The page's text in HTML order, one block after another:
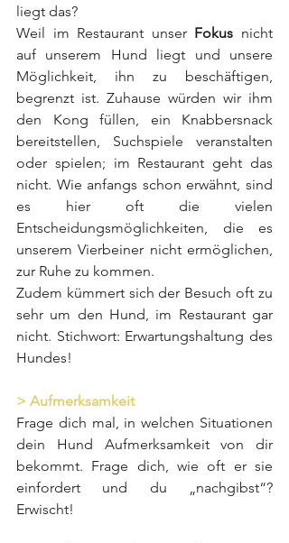
liegt das?
Weil im Restaurant unser Fokus nicht
auf unserem Hund liegt und unsere
Möglichkeit, ihn zu beschäftigen,
begrenzt ist. Zuhause würden wir ihm
den Kong füllen, ein Knabbersnack
bereitstellen, Suchspiele veranstalten
oder spielen; im Restaurant geht das
nicht. Wie anfangs schon erwähnt, sind
es hier oft die vielen
Entscheidungsmöglichkeiten, die es
unserem Vierbeiner nicht ermöglichen,
zur Ruhe zu kommen.
Zudem kümmert sich der Besuch oft zu
sehr um den Hund, im Restaurant gar
nicht. Stichwort: Erwartungshaltung des
Hundes!
> Aufmerksamkeit
Frage dich mal, in welchen Situationen
dein Hund Aufmerksamkeit von dir
bekommt. Frage dich, wie oft er sie
einfordert und du „nachgibst“?
Erwischt!